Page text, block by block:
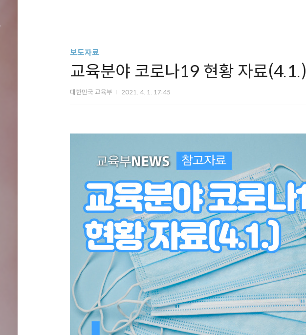
보도자료
교육분야 코로나19 현황 자료(4.1.)
대한민국 교육부 2021. 4. 1. 17:45